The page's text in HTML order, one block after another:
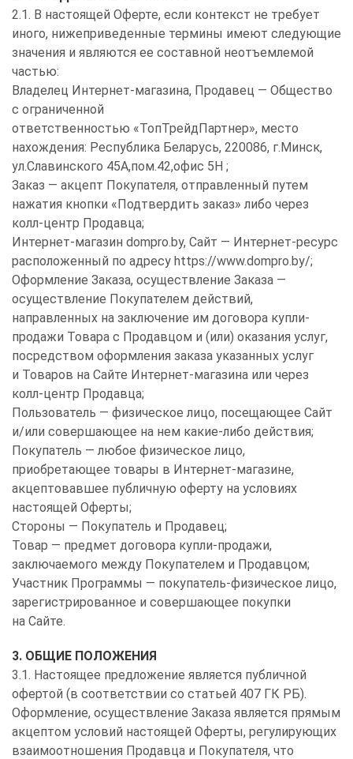
2.1. В настоящей Оферте, если контекст не требует
иного, нижеприведенные термины имеют следующие
значения и являются ее составной неотъемлемой
частью:
Владелец Интернет-магазина, Продавец — Общество
с ограниченной
ответственностью «ТопТрейдПартнер», место
нахождения: Республика Беларусь, 220086, г.Минск,
ул.Славинского 45А,пом.42,офис 5Н ;
Заказ — акцепт Покупателя, отправленный путем
нажатия кнопки «Подтвердить заказ» либо через
колл-центр Продавца;
Интернет-магазин dompro.by, Сайт — Интернет-ресурс
расположенный по адресу https://www.dompro.by/;
Оформление Заказа, осуществление Заказа —
осуществление Покупателем действий,
направленных на заключение им договора купли-
продажи Товара с Продавцом и (или) оказания услуг,
посредством оформления заказа указанных услуг
и Товаров на Сайте Интернет-магазина или через
колл-центр Продавца;
Пользователь — физическое лицо, посещающее Сайт
и/или совершающее на нем какие-либо действия;
Покупатель — любое физическое лицо,
приобретающее товары в Интернет-магазине,
акцептовавшее публичную оферту на условиях
настоящей Оферты;
Стороны — Покупатель и Продавец;
Товар — предмет договора купли-продажи,
заключаемого между Покупателем и Продавцом;
Участник Программы — покупатель-физическое лицо,
зарегистрированное и совершающее покупки
на Сайте.
3. ОБЩИЕ ПОЛОЖЕНИЯ
3.1. Настоящее предложение является публичной
офертой (в соответствии со статьей 407 ГК РБ).
Оформление, осуществление Заказа является прямым
акцептом условий настоящей Оферты, регулирующих
взаимоотношения Продавца и Покупателя, что